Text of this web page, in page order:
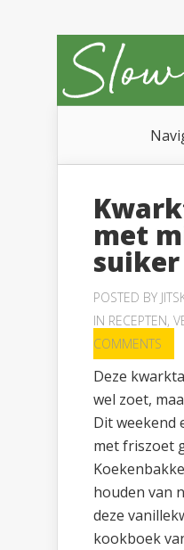
met
suiker
POSTED BY
IN RECEPTEN,
COMMENTS
Deze
wel zoet,
Dit weekend
met friszoet
houden van
deze
kookboek